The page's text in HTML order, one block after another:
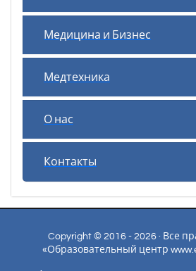
Медицина и Бизнес
Медтехника
О нас
Контакты
Copyright © 2016 - 2026 · Все
«Образовательный центр